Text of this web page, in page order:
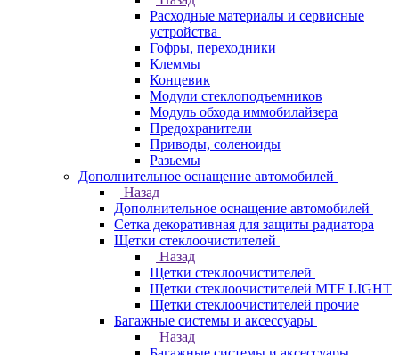
Расходные материалы и сервисные
устройства
Гофры, переходники
Клеммы
Концевик
Модули стеклоподъемников
Модуль обхода иммобилайзера
Предохранители
Приводы, соленоиды
Разьемы
Дополнительное оснащение автомобилей
Назад
Дополнительное оснащение автомобилей
Сетка декоративная для защиты радиатора
Щетки стеклоочистителей
Назад
Щетки стеклоочистителей
Щетки стеклоочистителей MTF LIGHT
Щетки стеклоочистителей прочие
Багажные системы и аксессуары
Назад